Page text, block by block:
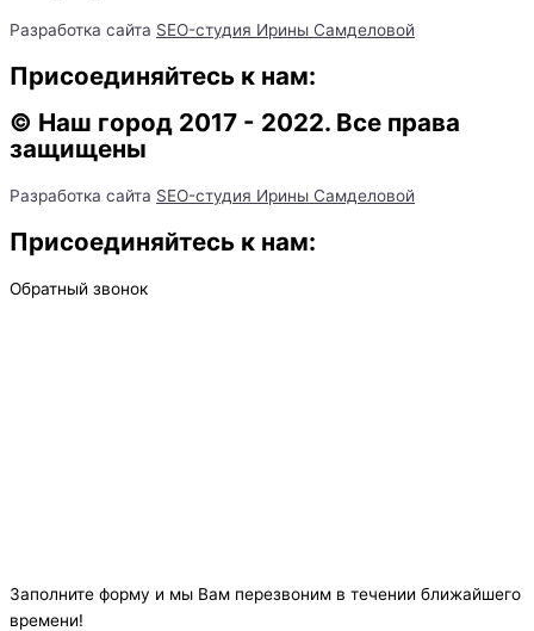
Разработка сайта SEO-студия Ирины Самделовой
Присоединяйтесь к нам:
© Наш город 2017 - 2022. Все права
защищены
Разработка сайта SEO-студия Ирины Самделовой
Присоединяйтесь к нам:
Обратный звонок
Заполните форму и мы Вам перезвоним в течении ближайшего
времени!